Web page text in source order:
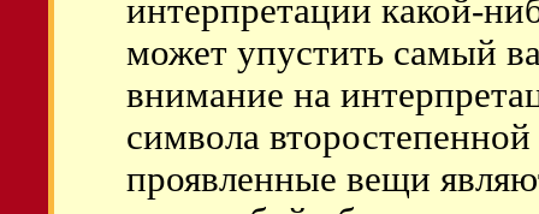
интерпретации какой-
может упустить самый
внимание на
символа
проявленные вещи